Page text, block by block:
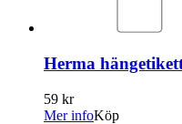
Herma
59 kr
Mer infoKöp